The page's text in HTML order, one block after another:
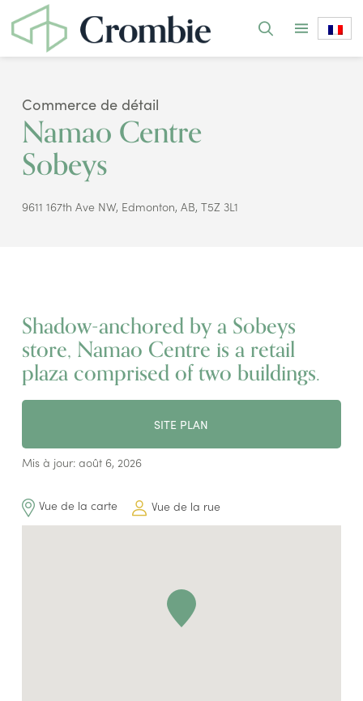
Commerce de détail
Namao Centre
Sobeys
9611 167th Ave NW, Edmonton, AB, T5Z 3L1
Shadow-anchored by a Sobeys
store, Namao Centre is a retail
plaza comprised of two buildings.
SITE PLAN
Mis à jour: août 6, 2026
Vue de la carte Vue de la rue